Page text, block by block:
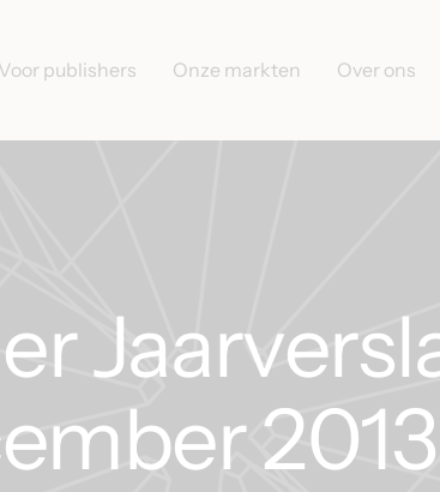
Voor publishers Onze markten Over ons
2013